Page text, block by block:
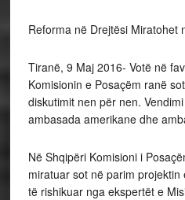
Reforma në Drejtësi Miratohet
Tiranë, 9 Maj 2016- Votë në
Komisionin e Posaçëm ranë
diskutimit nen për nen.
ambasada amerikane dhe
Në Shqipëri Komisioni i
miratuar sot në parim
të rishikuar nga ekspertët e